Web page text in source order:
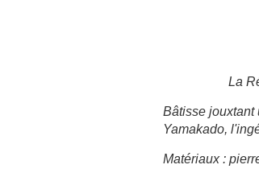
La
Bâtisse jouxtant
Yamakado,
Matériaux :